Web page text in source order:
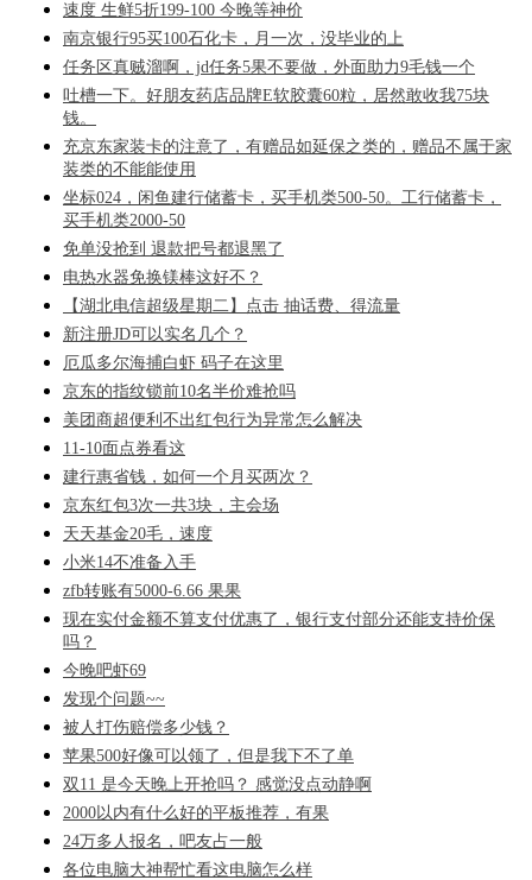
速度 生鲜5折199-100 今晚等神价
南京银行95买100石化卡，月一次，没毕业的上
任务区真贼溜啊，jd任务5果不要做，外面助力9毛钱一个
吐槽一下。好朋友药店品牌E软胶囊60粒，居然敢收我75块
钱。
充京东家装卡的注意了，有赠品如延保之类的，赠品不属于家
装类的不能能使用
坐标024，闲鱼建行储蓄卡，买手机类500-50。工行储蓄卡，
买手机类2000-50
免单没抢到 退款把号都退黑了
电热水器免换镁棒这好不？
【湖北电信超级星期二】点击 抽话费、得流量
新注册JD可以实名几个？
厄瓜多尔海捕白虾 码子在这里
京东的指纹锁前10名半价难抢吗
美团商超便利不出红包行为异常怎么解决
11-10面点券看这
建行惠省钱，如何一个月买两次？
京东红包3次一共3块，主会场
天天基金20毛，速度
小米14不准备入手
zfb转账有5000-6.66 果果
现在实付金额不算支付优惠了，银行支付部分还能支持价保
吗？
今晚吧虾69
发现个问题~~
被人打伤赔偿多少钱？
苹果500好像可以领了，但是我下不了单
双11 是今天晚上开抢吗？ 感觉没点动静啊
2000以内有什么好的平板推荐，有果
24万多人报名，吧友占一般
各位电脑大神帮忙看这电脑怎么样